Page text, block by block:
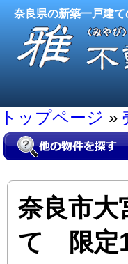
奈良県の新築一戸建
トップページ »
奈良市
て 限定1